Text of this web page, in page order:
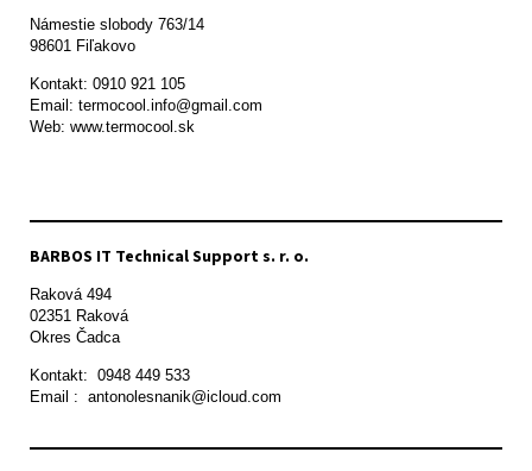
Námestie slobody 763/14
98601 Fiľakovo
Kontakt: 0910 921 105
Email: termocool.info@gmail.com
Web: www.termocool.sk
BARBOS IT Technical Support s. r. o.
Raková 494
02351 Raková
Okres Čadca
Kontakt:  0948 449 533
Email :  antonolesnanik@icloud.com